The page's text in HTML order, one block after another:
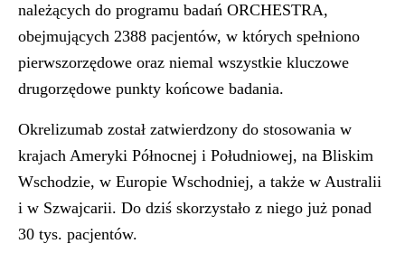
należących do programu badań ORCHESTRA,
obejmujących 2388 pacjentów, w których spełniono
pierwszorzędowe oraz niemal wszystkie kluczowe
drugorzędowe punkty końcowe badania.
Okrelizumab został zatwierdzony do stosowania w
krajach Ameryki Północnej i Południowej, na Bliskim
Wschodzie, w Europie Wschodniej, a także w Australii
i w Szwajcarii. Do dziś skorzystało z niego już ponad
30 tys. pacjentów.